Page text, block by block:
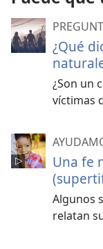
¿Qué
¿Son un
víctimas
Una fe
Algunos
relatan